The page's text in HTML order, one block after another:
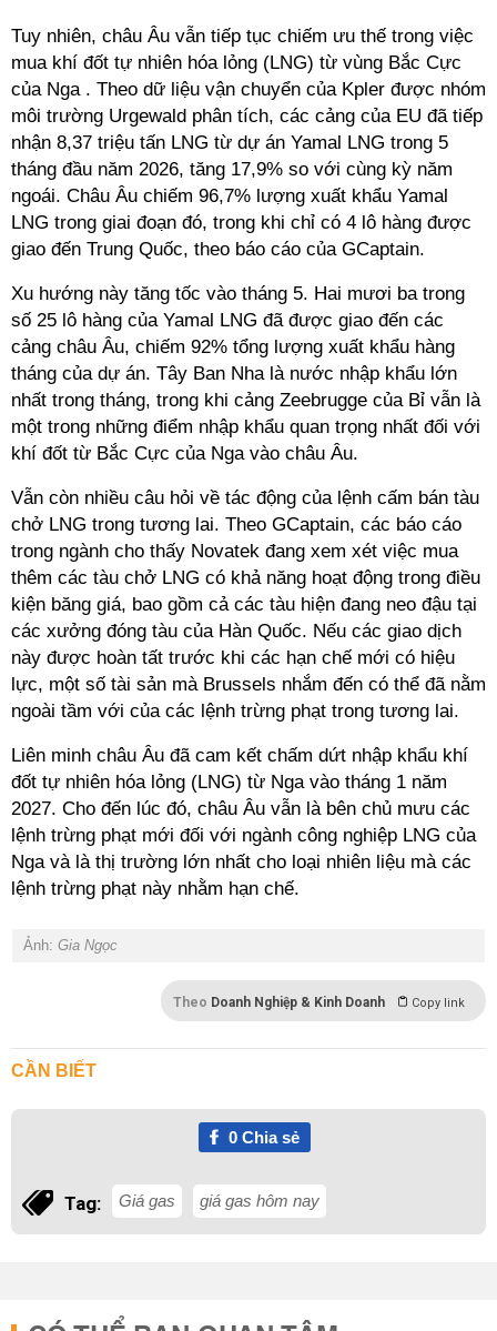
Tuy nhiên, châu Âu vẫn tiếp tục chiếm ưu thế trong việc
mua khí đốt tự nhiên hóa lỏng (LNG) từ vùng Bắc Cực
của Nga. Theo dữ liệu vận chuyển của Kpler được nhóm
môi trường Urgewald phân tích, các cảng của EU đã tiếp
nhận 8,37 triệu tấn LNG từ dự án Yamal LNG trong 5
tháng đầu năm 2026, tăng 17,9% so với cùng kỳ năm
ngoái. Châu Âu chiếm 96,7% lượng xuất khẩu Yamal
LNG trong giai đoạn đó, trong khi chỉ có 4 lô hàng được
giao đến Trung Quốc, theo báo cáo của GCaptain.
Xu hướng này tăng tốc vào tháng 5. Hai mươi ba trong
số 25 lô hàng của Yamal LNG đã được giao đến các
cảng châu Âu, chiếm 92% tổng lượng xuất khẩu hàng
tháng của dự án. Tây Ban Nha là nước nhập khẩu lớn
nhất trong tháng, trong khi cảng Zeebrugge của Bỉ vẫn là
một trong những điểm nhập khẩu quan trọng nhất đối với
khí đốt từ Bắc Cực của Nga vào châu Âu.
Vẫn còn nhiều câu hỏi về tác động của lệnh cấm bán tàu
chở LNG trong tương lai. Theo GCaptain, các báo cáo
trong ngành cho thấy Novatek đang xem xét việc mua
thêm các tàu chở LNG có khả năng hoạt động trong điều
kiện băng giá, bao gồm cả các tàu hiện đang neo đậu tại
các xưởng đóng tàu của Hàn Quốc. Nếu các giao dịch
này được hoàn tất trước khi các hạn chế mới có hiệu
lực, một số tài sản mà Brussels nhắm đến có thể đã nằm
ngoài tầm với của các lệnh trừng phạt trong tương lai.
Liên minh châu Âu đã cam kết chấm dứt nhập khẩu khí
đốt tự nhiên hóa lỏng (LNG) từ Nga vào tháng 1 năm
2027. Cho đến lúc đó, châu Âu vẫn là bên chủ mưu các
lệnh trừng phạt mới đối với ngành công nghiệp LNG của
Nga và là thị trường lớn nhất cho loại nhiên liệu mà các
lệnh trừng phạt này nhằm hạn chế.
Ảnh: Gia Ngọc
Theo Doanh Nghiệp & Kinh Doanh Copy link
CẦN BIẾT
0Chia sẻ
Tag: Giá gas giá gas hôm nay